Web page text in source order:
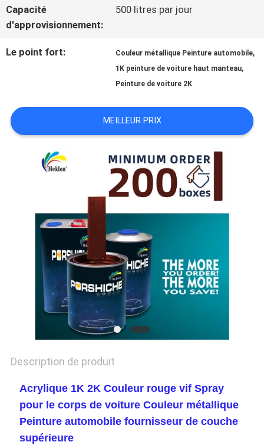
CONTACT
NOUVELLES
SOUMISSION
POLITIQUE
Capacité
d'approvisionnement:
500 litres par jour
Le point fort: Couleur métallique Peinture automobile,
1K peinture de voiture haut manteau,
Peinture de voiture 2K
MEILLEUR PRIX
Description de produit
Acrylique 1K 2K Couleur rouge vif Spray
pour le corps de voiture Couleur métallique
Peinture automobile fournisseur de couche
supérieure